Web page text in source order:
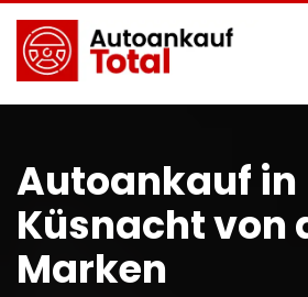
Autoankauf in
Küsnacht von
Marken